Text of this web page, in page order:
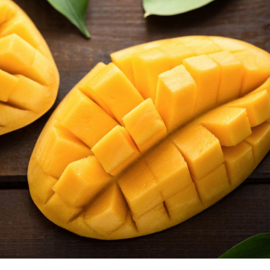
Comment gérer le
sommeil des enfants en
vacances ?
Bilan prévention : ce que
les kinés pourront
bientôt faire
TDAH : quel est ce
traitement autorisé aux
États-Unis ?
enfin
HAS